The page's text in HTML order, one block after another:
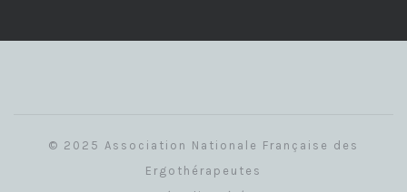
© 2025 Association Nationale Française des
Ergothérapeutes